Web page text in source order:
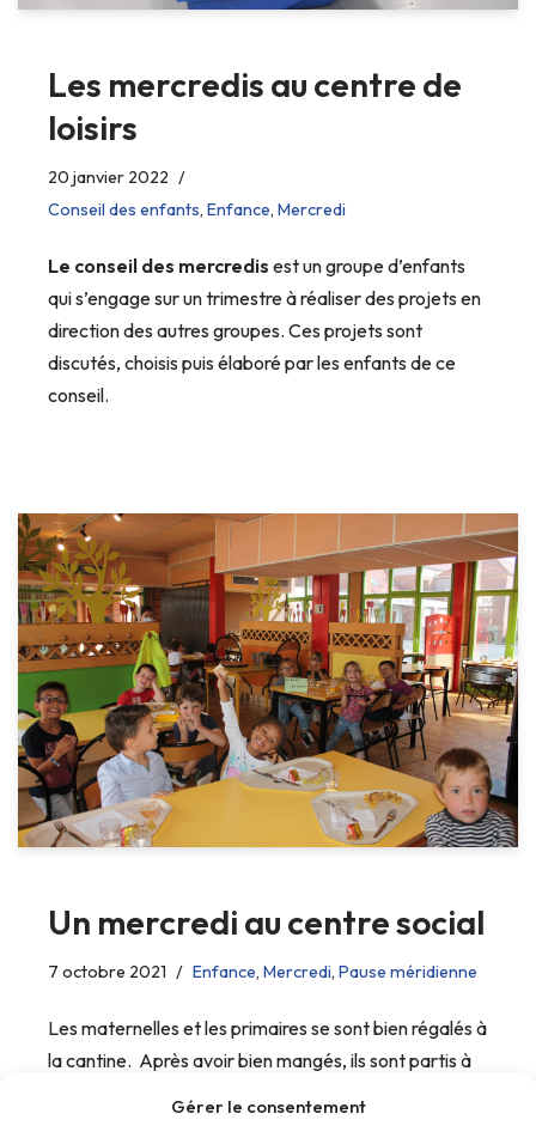
Gérer le consentement
Les mercredis au centre de
loisirs
20 janvier 2022
Conseil des enfants, Enfance, Mercredi
Le conseil des mercredis est un groupe d’enfants
qui s’engage sur un trimestre à réaliser des projets en
direction des autres groupes. Ces projets sont
discutés, choisis puis élaboré par les enfants de ce
conseil.
Un mercredi au centre social
7 octobre 2021 Enfance, Mercredi, Pause méridienne
Les maternelles et les primaires se sont bien régalés à
la cantine. Après avoir bien mangés, ils sont partis à